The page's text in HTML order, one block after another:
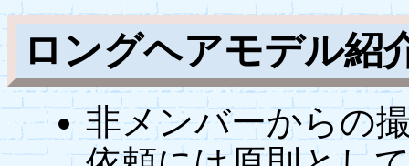
ロングヘアモデル紹
非メンバーからの